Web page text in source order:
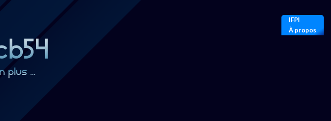
IFPI
À propos